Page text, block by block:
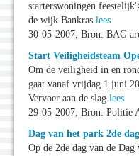
starterswoningen
de wijk Bankras lees
30-05-2007, Bron: BAG
Start Veiligheidsteam
Om de veiligheid in en
gaat vanaf vrijdag 1 juni
Vervoer aan de slag lees
29-05-2007, Bron: Politie
Dag van het park 2de dag
Op de 2de dag van de